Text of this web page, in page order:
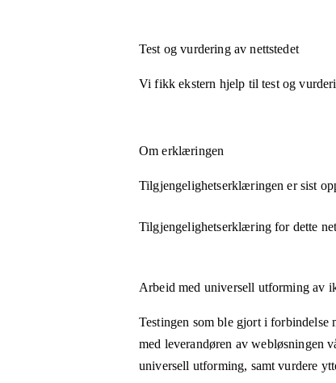
Test og vurdering av nettstedet
Vi fikk ekstern hjelp til test og
Om erklæringen
Tilgjengelighetserklæringen er sist
Tilgjengelighetserklæring for dette
Arbeid med universell utforming av
Testingen som ble gjort i
med leverandøren av webløsningen
universell utforming, samt vurdere